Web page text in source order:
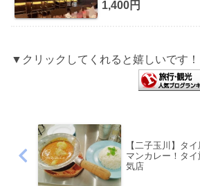
1,400円
▼クリックしてくれると嬉しいです！
【二子玉川】タ
マンカレー！タ
気店